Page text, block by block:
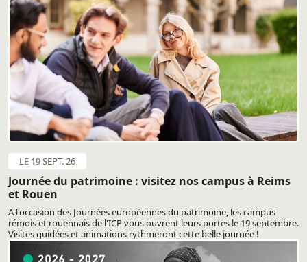
LE 19 SEPT. 26
Journée du patrimoine : visitez nos campus à Reims
et Rouen
A l'occasion des Journées européennes du patrimoine, les campus
rémois et rouennais de l'ICP vous ouvrent leurs portes le 19 septembre.
Visites guidées et animations rythmeront cette belle journée !